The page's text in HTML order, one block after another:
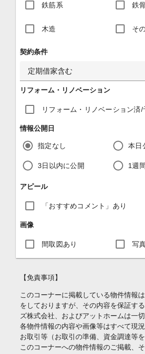
鉄筋系 鉄
木造 そ
契約条件
定期借家含む
リフォーム・リノベーション
リフォーム・リノベーション済/
情報公開日
指定なし 本日
3日以内に公開 1週
アピール
「おすすめコメント」あり
画像
間取図あり 写
【免責事項】
このコーナーに掲載している物件情報
をしておりますが、その内容を保証す
ズ株式会社、およびアットホームは一
各物件情報の内容や画像等はすべて現
お取引等（お取引の準備、資金調達等
このコーナーへの物件情報のご掲載、